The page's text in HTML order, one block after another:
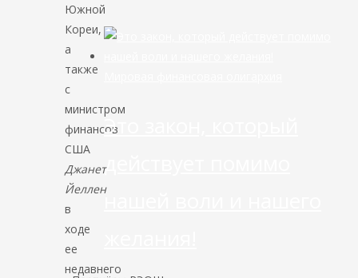
Южной
Кореи,
а
также
с
министром
финансов
США
Джанет
Йеллен
в
ходе
ее
недавнего
Это закон, который
действует помимо
нашей воли и нашего